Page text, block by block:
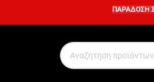
ΠΑΡΑΔΟΣΗ